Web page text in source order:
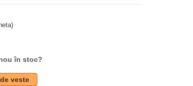
în stoc?
veste